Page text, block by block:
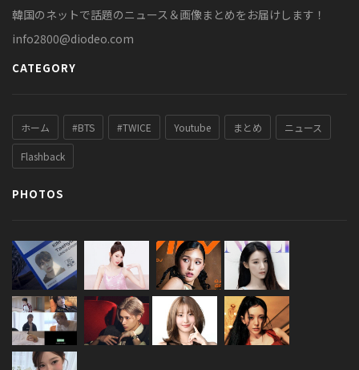
韓国のネットで話題のニュース＆画像まとめをお届けします！
info2800@diodeo.com
CATEGORY
ホーム #BTS #TWICE Youtube まとめ ニュース
Flashback
PHOTOS